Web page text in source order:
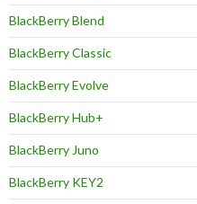
BlackBerry Blend
BlackBerry Classic
BlackBerry Evolve
BlackBerry Hub+
BlackBerry Juno
BlackBerry KEY2